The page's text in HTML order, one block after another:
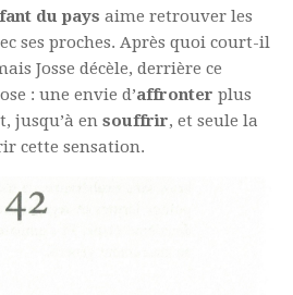
du pays aime retrouver les
ses proches. Après quoi court-il
Josse décèle, derrière ce
: une envie d’affronter plus
jusqu’à en souffrir, et seule la
cette sensation.